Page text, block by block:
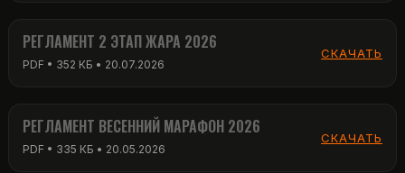
РЕГЛАМЕНТ 2 ЭТАП ЖАРА 2026
PDF • 352 КБ • 20.07.2026
СКАЧАТЬ
РЕГЛАМЕНТ ВЕСЕННИЙ МАРАФОН 2026
PDF • 335 КБ • 20.05.2026
СКАЧАТЬ